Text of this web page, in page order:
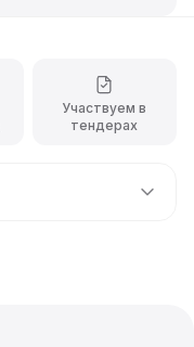
Участвуем в
тендерах